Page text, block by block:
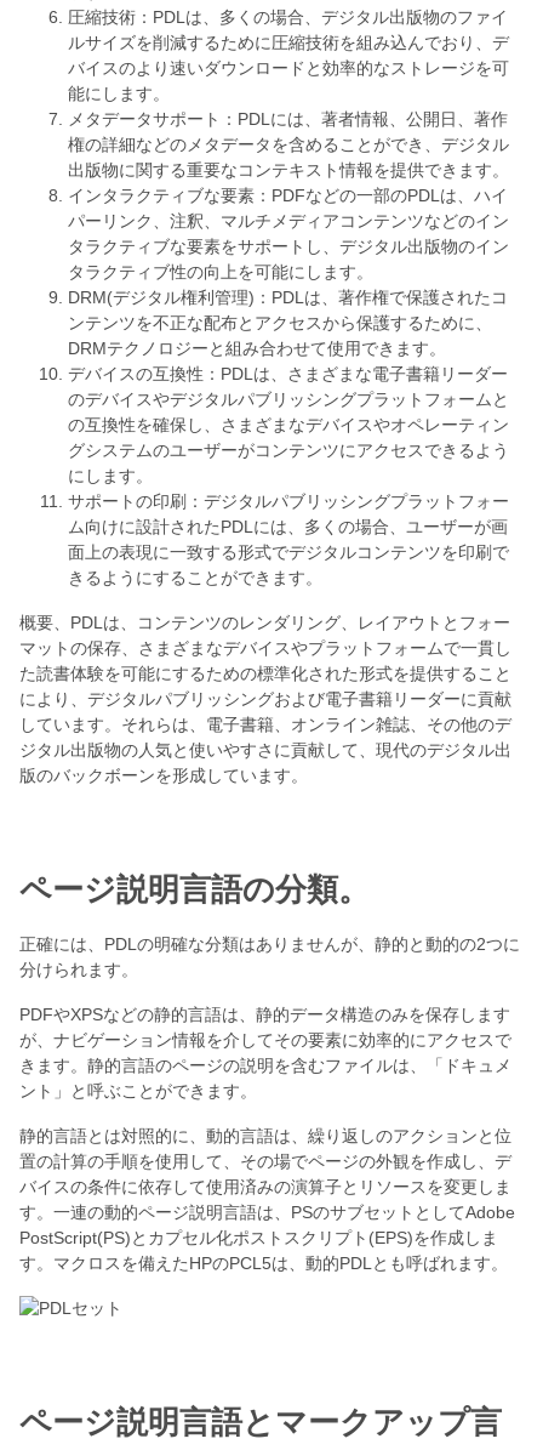
圧縮技術：PDLは、多くの場合、デジタル出版物のファイ
ルサイズを削減するために圧縮技術を組み込んでおり、デ
バイスのより速いダウンロードと効率的なストレージを可
能にします。
メタデータサポート：PDLには、著者情報、公開日、著作
権の詳細などのメタデータを含めることができ、デジタル
出版物に関する重要なコンテキスト情報を提供できます。
インタラクティブな要素：PDFなどの一部のPDLは、ハイ
パーリンク、注釈、マルチメディアコンテンツなどのイン
タラクティブな要素をサポートし、デジタル出版物のイン
タラクティブ性の向上を可能にします。
DRM(デジタル権利管理)：PDLは、著作権で保護されたコ
ンテンツを不正な配布とアクセスから保護するために、
DRMテクノロジーと組み合わせて使用​​できます。
デバイスの互換性：PDLは、さまざまな電子書籍リーダー
のデバイスやデジタルパブリッシングプラットフォームと
の互換性を確保し、さまざまなデバイスやオペレーティン
グシステムのユーザーがコンテンツにアクセスできるよう
にします。
サポートの印刷：デジタルパブリッシングプラットフォー
ム向けに設計されたPDLには、多くの場合、ユーザーが画
面上の表現に一致する形式でデジタルコンテンツを印刷で
きるようにすることができます。
概要、PDLは、コンテンツのレンダリング、レイアウトとフォー
マットの保存、さまざまなデバイスやプラットフォームで一貫し
た読書体験を可能にするための標準化された形式を提供すること
により、デジタルパブリッシングおよび電子書籍リーダーに貢献
しています。それらは、電子書籍、オンライン雑誌、その他のデ
ジタル出版物の人気と使いやすさに貢献して、現代のデジタル出
版のバックボーンを形成しています。
ページ説明言語の分類。
正確には、PDLの明確な分類はありませんが、静的と動的の2つに
分けられます。
PDFやXPSなどの静的言語は、静的データ構造のみを保存します
が、ナビゲーション情報を介してその要素に効率的にアクセスで
きます。静的言語のページの説明を含むファイルは、「ドキュメ
ント」と呼ぶことができます。
静的言語とは対照的に、動的言語は、繰り返しのアクションと位
置の計算の手順を使用して、その場でページの外観を作成し、デ
バイスの条件に依存して使用済みの演算子とリソースを変更しま
す。一連の動的ページ説明言語は、PSのサブセットとしてAdobe
PostScript(PS)とカプセル化ポストスクリプト(EPS)を作成しま
す。マクロスを備えたHPのPCL5は、動的PDLとも呼ばれます。
ページ説明言語とマークアップ言